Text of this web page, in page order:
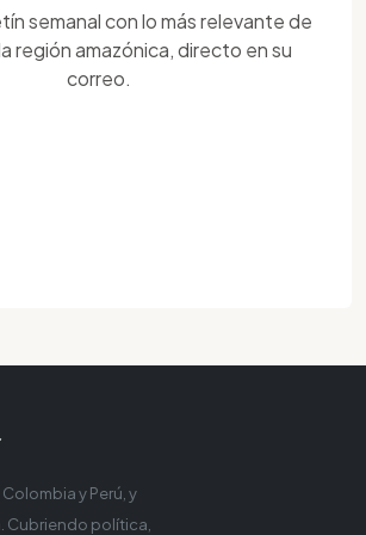
semanal con lo más relevante de
región amazónica, directo en su
correo.
y Perú, y
Cubriendo política,